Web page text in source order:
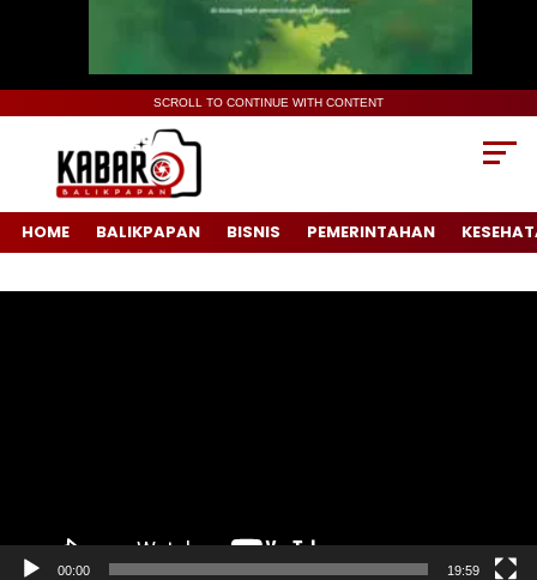
SCROLL TO CONTINUE WITH CONTENT
HOME BALIKPAPAN BISNIS PEMERINTAHAN
00:00 19:59